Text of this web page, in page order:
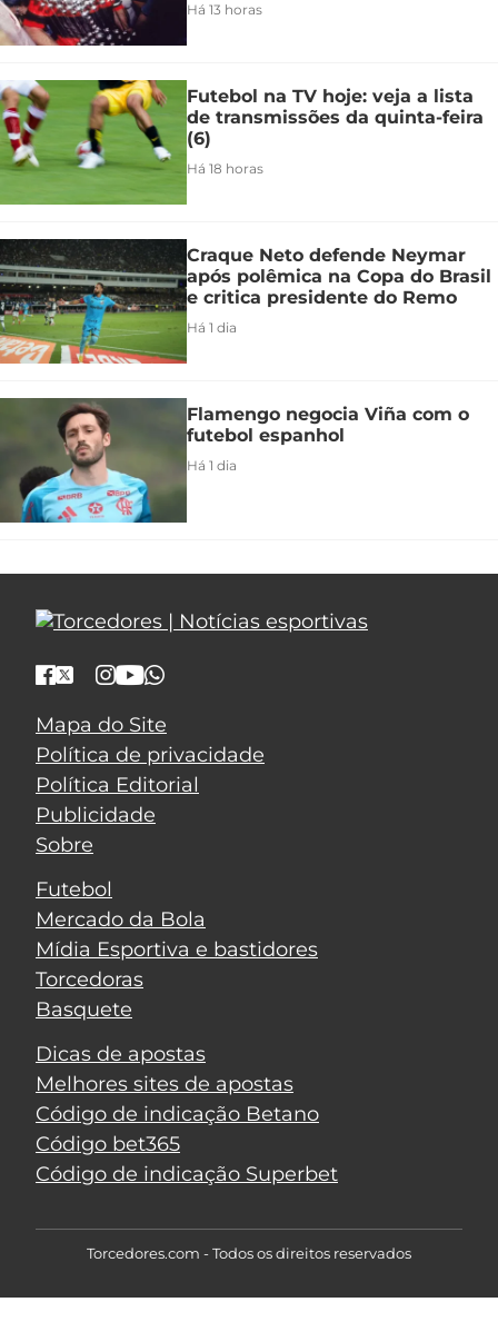
Há 13 horas
Futebol na TV hoje: veja a lista
de transmissões da quinta-feira
(6)
Há 18 horas
Craque Neto defende Neymar
após polêmica na Copa do Brasil
e critica presidente do Remo
Há 1 dia
Flamengo negocia Viña com o
futebol espanhol
Há 1 dia
Mapa do Site
Política de privacidade
Política Editorial
Publicidade
Sobre
Futebol
Mercado da Bola
Mídia Esportiva e bastidores
Torcedoras
Basquete
Dicas de apostas
Melhores sites de apostas
Código de indicação Betano
Código bet365
Código de indicação Superbet
Torcedores.com - Todos os direitos reservados